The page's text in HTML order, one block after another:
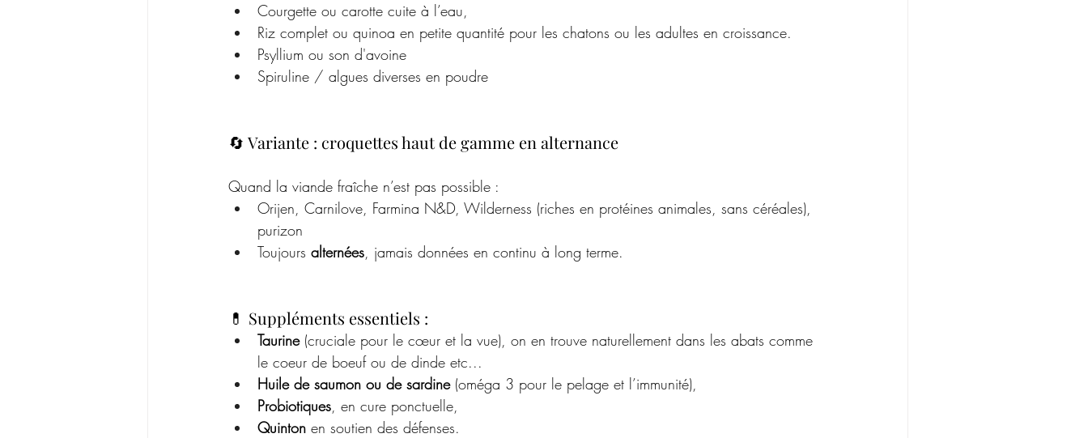
Courgette ou carotte cuite à l’eau,
Riz complet ou quinoa en petite quantité pour les chatons ou les adultes en croissance.
Psyllium ou son d'avoine
Spiruline / algues diverses en poudre
🔄 Variante : croquettes haut de gamme en alternance
Quand la viande fraîche n’est pas possible :
Orijen, Carnilove, Farmina N&D, Wilderness (riches en protéines animales, sans céréales),
purizon
Toujours alternées, jamais données en continu à long terme.
💊 Suppléments essentiels :
Taurine (cruciale pour le cœur et la vue), on en trouve naturellement dans les abats comme
le coeur de boeuf ou de dinde etc...
Huile de saumon ou de sardine (oméga 3 pour le pelage et l’immunité),
Probiotiques, en cure ponctuelle,
Quinton en soutien des défenses.